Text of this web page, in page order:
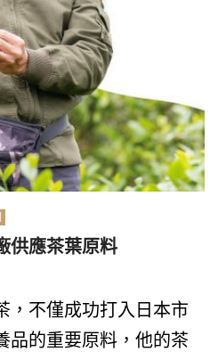
供應茶葉原料
，不僅成功打入日本市
品的重要原料，他的茶